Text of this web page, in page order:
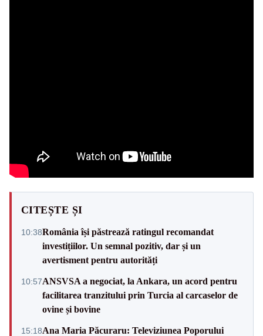
CITEȘTE ȘI
10:38România își păstrează ratingul recomandat
investițiilor. Un semnal pozitiv, dar și un
avertisment pentru autorități
10:57ANSVSA a negociat, la Ankara, un acord pentru
facilitarea tranzitului prin Turcia al carcaselor de
ovine și bovine
15:18Ana Maria Păcuraru: Televiziunea Poporului